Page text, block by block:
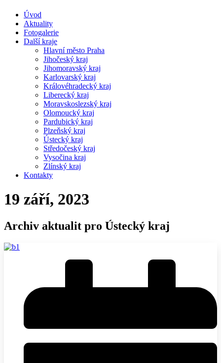
Úvod
Aktuality
Fotogalerie
Další kraje
Hlavní město Praha
Jihočeský kraj
Jihomoravský kraj
Karlovarský kraj
Královéhradecký kraj
Liberecký kraj
Moravskoslezský kraj
Olomoucký kraj
Pardubický kraj
Plzeňský kraj
Ústecký kraj
Středočeský kraj
Vysočina kraj
Zlínský kraj
Kontakty
19 září, 2023
Archiv aktualit pro Ústecký kraj